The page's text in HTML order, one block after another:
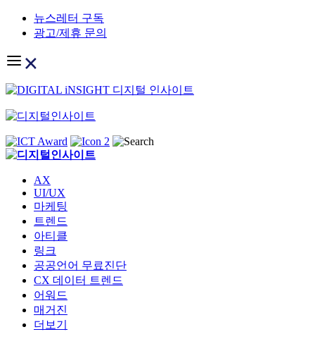
Skip
content
뉴스레터 구독
광고/제휴 문의
AX
UI/UX
마케팅
트렌드
아티클
링크
공공언어 무료진단
CX 데이터 트렌드
어워드
매거진
더보기